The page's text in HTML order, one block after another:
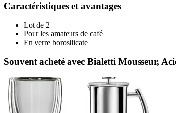
Caractéristiques et avantages
Lot de 2
Pour les amateurs de café
En verre borosilicate
Souvent acheté avec Bialetti Mousseur,